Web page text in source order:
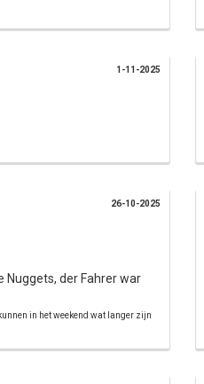
1-11-2025
Nuggets, der Fahrer war
in het weekend wat langer zijn
26-10-2025